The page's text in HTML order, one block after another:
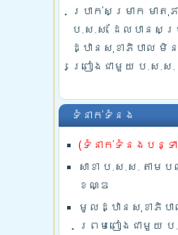
ប្រាក់សម្រាក មាតុភ
ប.ស.ស. ដែលបានស
ដ្ឋានសុខាភិបាល
ព្រៀងជាមួយ ប.ស.ស.
ទំនាក់ទំនង
(ទំនាក់ទំនងបន្ទ
សាខា ប.ស.ស. តាម
ខណ្ឌ
មូលដ្ឋានសុខាភិបា
ព្រមពៀងជាមួយ ប